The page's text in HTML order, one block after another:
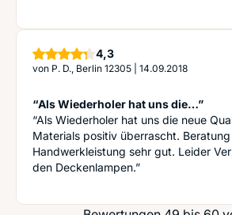
4,3Sterne
von P. D., Berlin 12305 14.09.2018
“Als Wiederholer hat uns die…”
“Als Wiederholer hat uns die neue
Materials positiv überrascht.
Handwerkleistung sehr gut. Leider
den Deckenlampen.”